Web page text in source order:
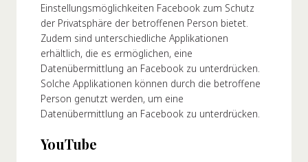
Einstellungsmöglichkeiten Facebook zum Schutz
der Privatsphäre der betroffenen Person bietet.
Zudem sind unterschiedliche Applikationen
erhältlich, die es ermöglichen, eine
Datenübermittlung an Facebook zu unterdrücken.
Solche Applikationen können durch die betroffene
Person genutzt werden, um eine
Datenübermittlung an Facebook zu unterdrücken.
YouTube